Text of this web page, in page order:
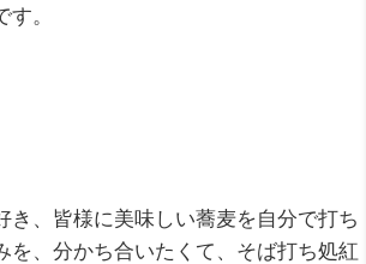
。
き、皆様に美味しい蕎麦を自分で打ち
を、分かち合いたくて、そば打ち処紅